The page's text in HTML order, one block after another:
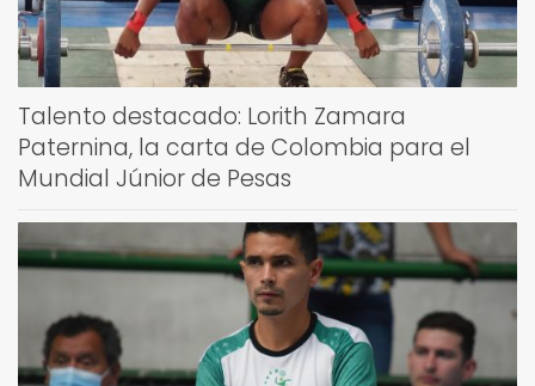
Talento destacado: Lorith Zamara
Paternina, la carta de Colombia para el
Mundial Júnior de Pesas